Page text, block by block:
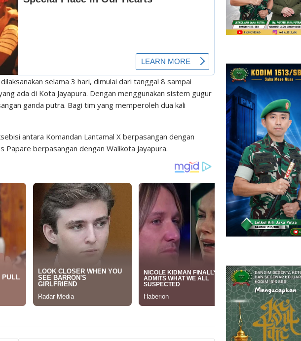
selama 3 hari, dimulai dari tanggal 8 sampai
ada di Kota Jayapura. Dengan menggunakan sistem gugur
ganda putra. Bagi tim yang memperoleh dua kali
antara Komandan Lantamal X berpasangan dengan
Papare berpasangan dengan Walikota Jayapura.